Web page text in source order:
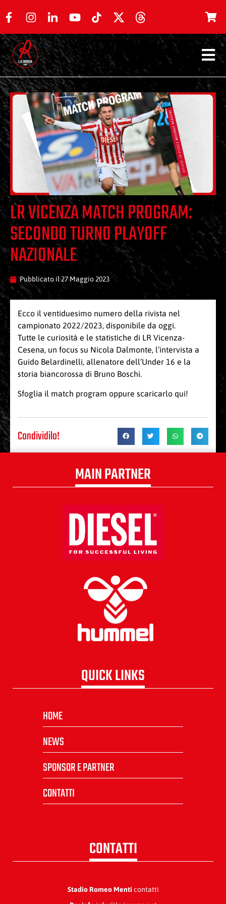
LR VICENZA MATCH PROGRAM:
SECONDO TURNO PLAYOFF
NAZIONALE
Pubblicato il27 Maggio 2023
Ecco il ventiduesimo numero della rivista nel
campionato 2022/2023, disponibile da oggi.
Tutte le curiosità e le statistiche di LR Vicenza-
Cesena, un focus su Nicola Dalmonte, l’intervista a
Guido Belardinelli, allenatore dell’Under 16 e la
storia biancorossa di Bruno Boschi.
Sfoglia il match program oppure scaricarlo qui!
Condividilo!
MAIN PARTNER
QUICK LINKS
HOME
NEWS
SPONSOR E PARTNER
CONTATTI
CONTATTI
Stadio Romeo Menti contatti